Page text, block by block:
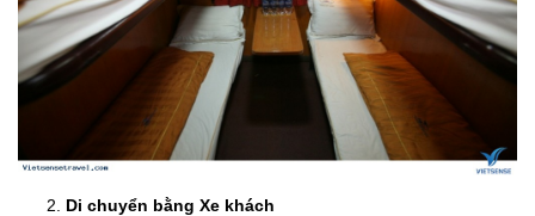
Di chuyển bằng Xe khách